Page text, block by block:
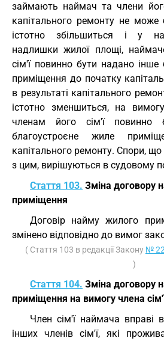
займають наймач та члени
капітального ремонту не може
істотно збільшиться і у
надлишки жилої площі,
сім'ї повинно бути надано інше
приміщення до початку
в результаті капітального
істотно зменшиться, на
членам його сім'ї повинно
благоустроєне жиле
капітального ремонту. Спори,
з цим, вирішуються в судовому
Стаття 103. Зміна договору
приміщення
Договір найму жилого
змінено відповідно до вимог
( Стаття 103 в редакції Закону №
)
Стаття 104. Зміна договору
приміщення на вимогу члена
Член сім'ї наймача вправі
інших членів сім'ї, які